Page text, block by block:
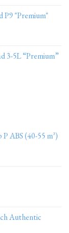
P9 "Premium"
3-5L “Premium”
ABS (40-55 m³)
Authentic